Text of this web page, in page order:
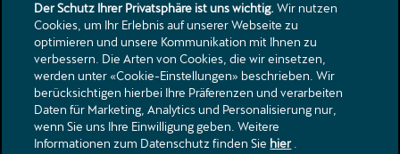
Kontakt
Kataloge & Preislisten
Rechtliche Hinweise
Datenschutzerklärung
Der Schutz Ihrer Privatsphäre ist uns wichtig. Wir nutzen
Cookies, um Ihr Erlebnis auf unserer Webseite zu
optimieren und unsere Kommunikation mit Ihnen zu
verbessern. Die Arten von Cookies, die wir einsetzen,
werden unter «Cookie-Einstellungen» beschrieben. Wir
berücksichtigen hierbei Ihre Präferenzen und verarbeiten
Daten für Marketing, Analytics und Personalisierung nur,
wenn Sie uns Ihre Einwilligung geben. Weitere
Informationen zum Datenschutz finden Sie hier.